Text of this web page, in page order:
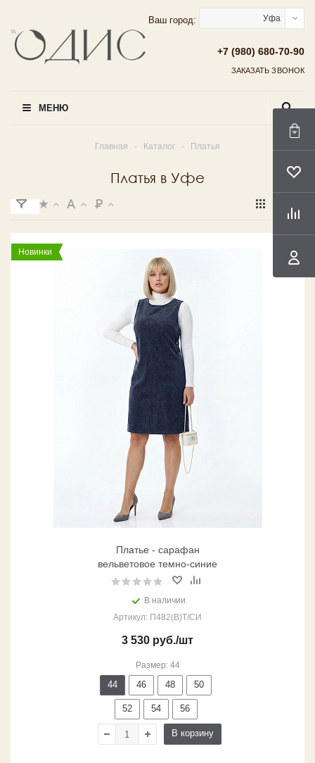
Ваш город: Уфа
+7 (980) 680-70-90
ЗАКАЗАТЬ ЗВОНОК
МЕНЮ
Главная - Каталог - Платья
Платья в Уфе
Новинки
Платье - сарафан
вельветовое темно-синие
В наличии
Артикул: П482(В)Т/СИ
3 530 руб./шт
Размер: 44
44 46 48 50
52 54 56
В корзину